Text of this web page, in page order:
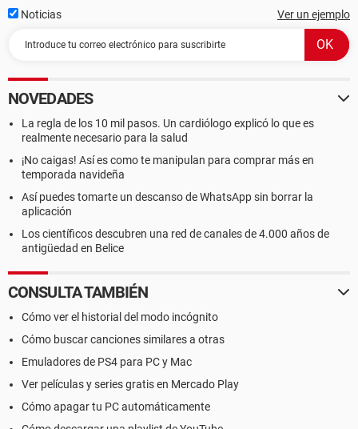
Noticias Ver un ejemplo
NOVEDADES
La regla de los 10 mil pasos. Un cardiólogo explicó lo que es
realmente necesario para la salud
¡No caigas! Así es como te manipulan para comprar más en
temporada navideña
Así puedes tomarte un descanso de WhatsApp sin borrar la
aplicación
Los científicos descubren una red de canales de 4.000 años de
antigüedad en Belice
CONSULTA TAMBIÉN
Cómo ver el historial del modo incógnito
Cómo buscar canciones similares a otras
Emuladores de PS4 para PC y Mac
Ver películas y series gratis en Mercado Play
Cómo apagar tu PC automáticamente